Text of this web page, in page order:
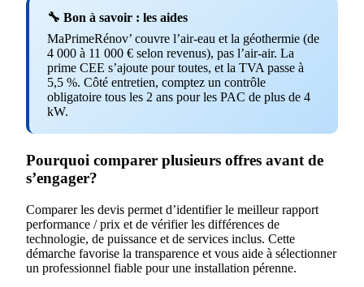
🔧 Bon à savoir : les aides
MaPrimeRénov’ couvre l’air-eau et la géothermie (de
4 000 à 11 000 € selon revenus), pas l’air-air. La
prime CEE s’ajoute pour toutes, et la TVA passe à
5,5 %. Côté entretien, comptez un contrôle
obligatoire tous les 2 ans pour les PAC de plus de 4
kW.
Pourquoi comparer plusieurs offres avant de
s’engager?
Comparer les devis permet d’identifier le meilleur rapport
performance / prix et de vérifier les différences de
technologie, de puissance et de services inclus. Cette
démarche favorise la transparence et vous aide à sélectionner
un professionnel fiable pour une installation pérenne.